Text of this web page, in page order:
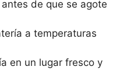
de que se agote
a temperaturas
en un lugar fresco y